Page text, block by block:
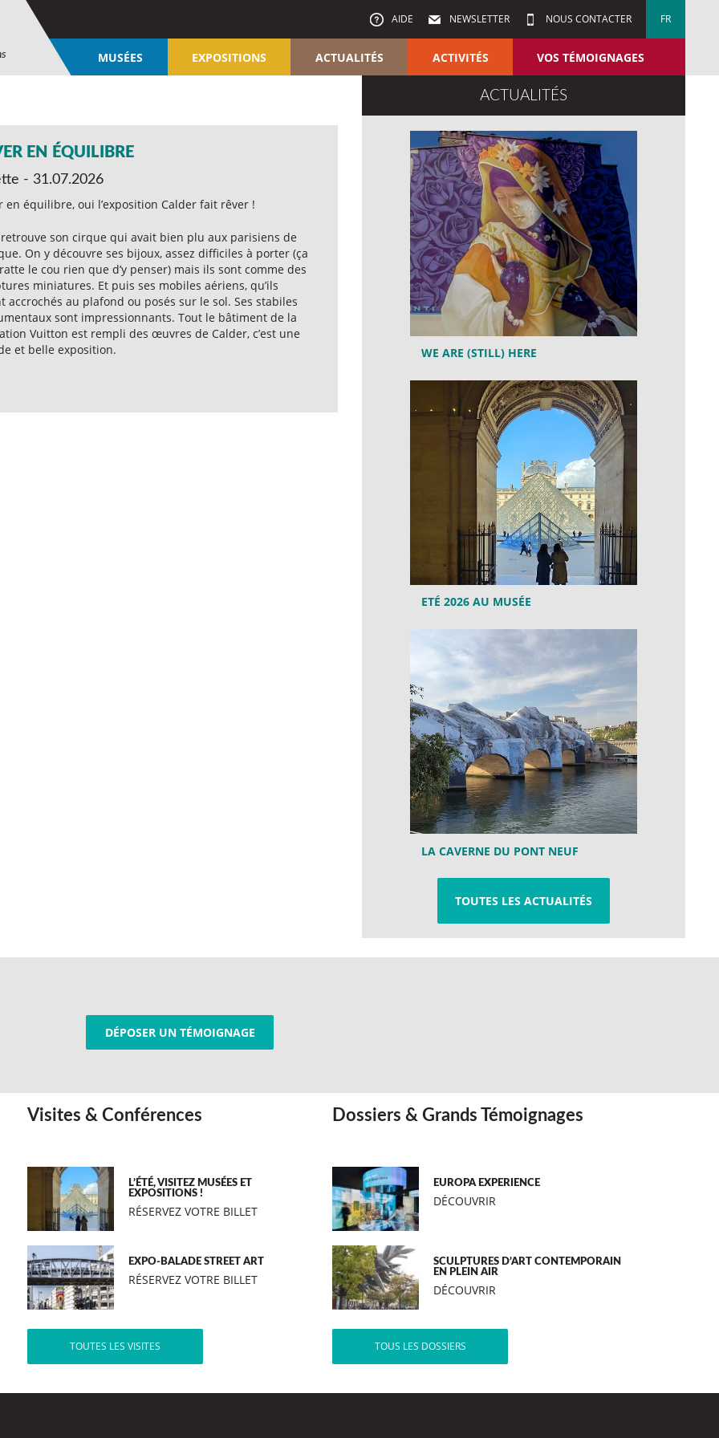
AIDE NEWSLETTER NOUS CONTACTER FR
MUSÉES EXPOSITIONS ACTUALITÉS ACTIVITÉS VOS TÉMOIGNAGES
EN ÉQUILIBRE
- 31.07.2026
en équilibre, oui l’exposition Calder fait rêver !
son cirque qui avait bien plu aux parisiens de
On y découvre ses bijoux, assez difficiles à porter (ça
le cou rien que d’y penser) mais ils sont comme des
miniatures. Et puis ses mobiles aériens, qu’ils
accrochés au plafond ou posés sur le sol. Ses stabiles
sont impressionnants. Tout le bâtiment de la
Vuitton est rempli des œuvres de Calder, c’est une
et belle exposition.
ACTUALITÉS
WE ARE (STILL) HERE
ETÉ 2026 AU MUSÉE
LA CAVERNE DU PONT NEUF
TOUTES LES ACTUALITÉS
DÉPOSER UN TÉMOIGNAGE
Visites & Conférences
L’ÉTÉ, VISITEZ MUSÉES ET
EXPOSITIONS !
RÉSERVEZ VOTRE BILLET
EXPO-BALADE STREET ART
RÉSERVEZ VOTRE BILLET
TOUTES LES VISITES
Dossiers & Grands Témoignages
EUROPA EXPERIENCE
DÉCOUVRIR
SCULPTURES D’ART CONTEMPORAIN
EN PLEIN AIR
DÉCOUVRIR
TOUS LES DOSSIERS